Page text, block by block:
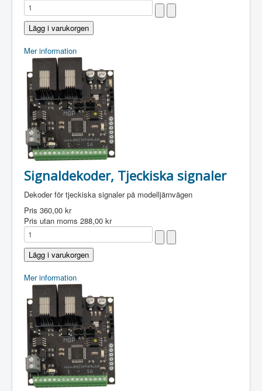
Mer information
Signaldekoder, Tjeckiska signaler
Dekoder för tjeckiska signaler på modelljärnvägen
Pris 360,00 kr
Pris utan moms 288,00 kr
Mer information